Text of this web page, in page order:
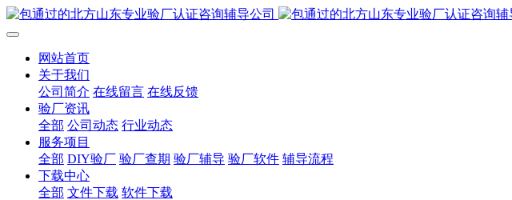
网站首页
关于我们
公司简介 在线留言 在线反馈
验厂资讯
全部 公司动态 行业动态
服务项目
全部 DIY验厂 验厂查期 验厂辅导 验厂软件 辅导流程
下载中心
全部 文件下载 软件下载